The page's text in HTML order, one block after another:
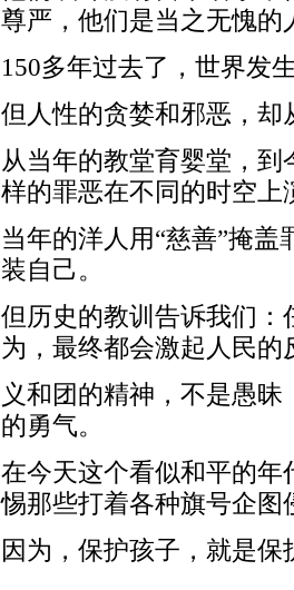
尊严，他们是当之无愧的
150多年过去了，世界发
但人性的贪婪和邪恶，却
从当年的教堂育婴堂，
样的罪恶在不同的时空上
当年的洋人用“慈善”掩盖
装自己。
但历史的教训告诉我们
为，最终都会激起人民的
义和团的精神，不是愚
的勇气。
在今天这个看似和平的
惕那些打着各种旗号企图
因为，保护孩子，就是保